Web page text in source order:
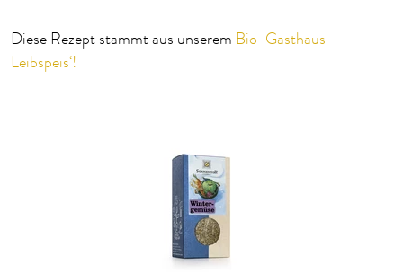
Diese Rezept stammt aus unserem Bio-Gasthaus
Leibspeis‘!